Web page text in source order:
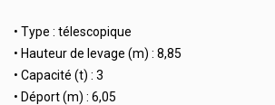
• Type : télescopique
• Hauteur de levage (m) : 8,85
• Capacité (t) : 3
• Déport (m) : 6,05